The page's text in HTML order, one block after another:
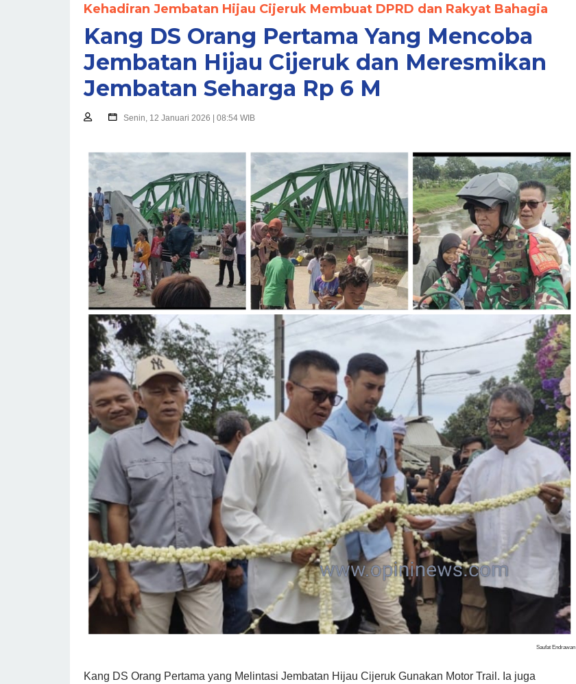
Kehadiran Jembatan Hijau Cijeruk Membuat DPRD dan Rakyat Bahagia
Kang DS Orang Pertama Yang Mencoba
Jembatan Hijau Cijeruk dan Meresmikan
Jembatan Seharga Rp 6 M
Senin, 12 Januari 2026 | 08:54 WIB
Saufat Endrawan
Kang DS Orang Pertama yang Melintasi Jembatan Hijau Cijeruk Gunakan Motor Trail. Ia juga